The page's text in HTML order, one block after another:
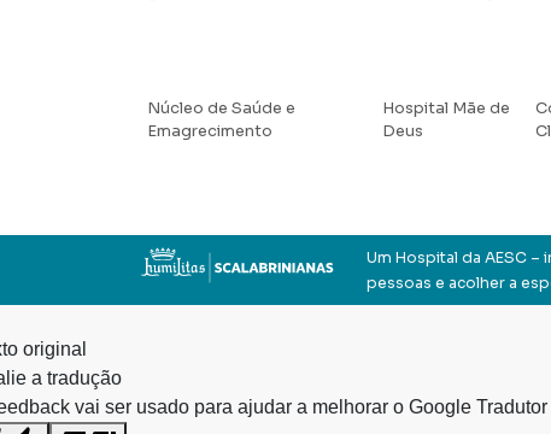
Núcleo de Saúde e
Emagrecimento
Hospital Mãe de
Deus
Um Hospital da AESC
pessoas e acolher a
original
a tradução
vai ser usado para ajudar a melhorar o Google Tradutor